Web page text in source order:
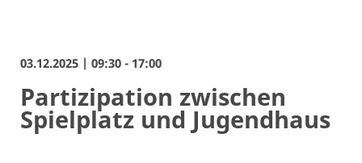
03.12.2025 | 09:30 - 17:00
Partizipation zwischen
Spielplatz und Jugendhaus